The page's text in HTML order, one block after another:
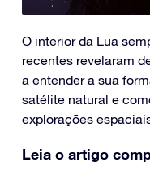
O interior da Lua
recentes revelaram
a entender a sua
satélite natural e
explorações
Leia o artigo